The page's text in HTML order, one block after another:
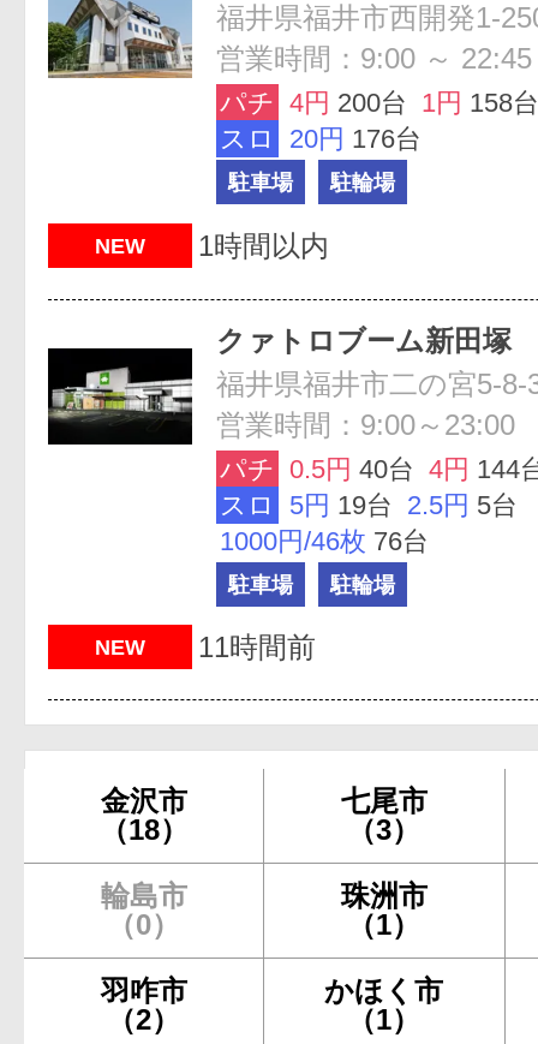
福井県福井市西開発1-
営業時間：9:00 ～ 22:45
パチ 4円 200台 1円 158台
スロ
20円 176台
駐車場 駐輪場
NEW 1時間以内
クァトロブーム新田塚
福井県福井市二の宮5-8-
営業時間：9:00～23:00
パチ 0.5円 40台 4円 144
スロ
5円 19台 2.5円 5台
1000円/46枚 76台
駐車場 駐輪場
NEW 11時間前
金沢市
（18）
七尾市
（3）
輪島市
（0）
珠洲市
（1）
羽咋市
（2）
かほく市
（1）